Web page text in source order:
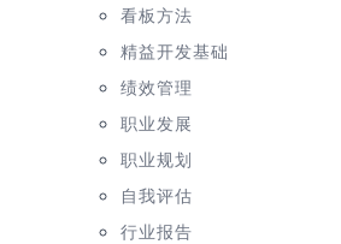
看板方法
精益开发基础
绩效管理
职业发展
职业规划
自我评估
行业报告